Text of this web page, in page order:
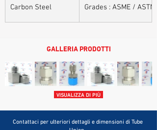
Carbon Steel Grades : ASME /
GALLERIA PRODOTTI
VISUALIZZA DI PIÙ
Contattaci per ulteriori dettagli e dimensioni di Tube